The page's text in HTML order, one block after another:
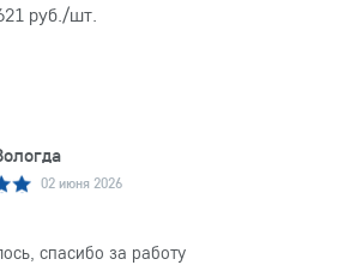
руб./шт.
02 июня 2026
спасибо за работу